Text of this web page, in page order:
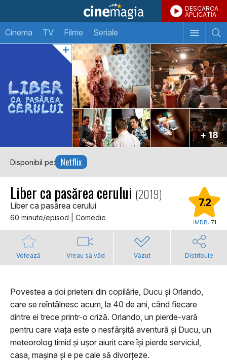
DESCARCA
APLICATIA
Cinema TV Filme Seriale
+ 18
Disponibil pe: Netflix
Liber ca pasărea cerului (2019)
Liber ca pasărea cerului
60 minute/episod | Comedie
7.2
IMDB: 7.1
Votează Vreau să văd Văzut Distribuie
Povestea a doi prieteni din copilărie, Ducu și Orlando,
care se reîntâlnesc acum, la 40 de ani, când fiecare
dintre ei trece printr-o criză. Orlando, un pierde-vară
pentru care viața este o nesfârșită aventură și Ducu, un
meteorolog timid și ușor aiurit care își pierde serviciul,
casa, mașina și e pe cale să divorțeze.